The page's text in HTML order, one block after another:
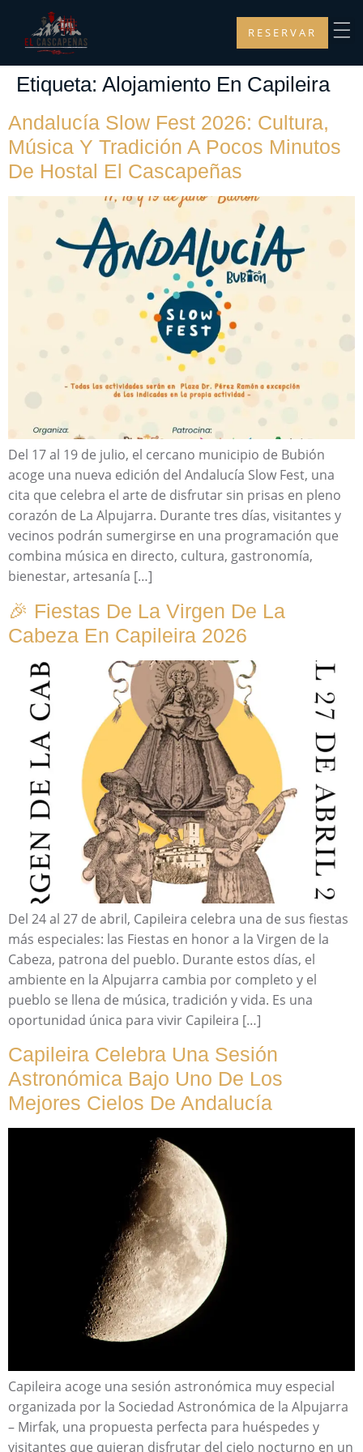
RESERVAR
Etiqueta: Alojamiento En Capileira
Andalucía Slow Fest 2026: Cultura,
Música Y Tradición A Pocos Minutos
De Hostal El Cascapeñas
Del 17 al 19 de julio, el cercano municipio de Bubión
acoge una nueva edición del Andalucía Slow Fest, una
cita que celebra el arte de disfrutar sin prisas en pleno
corazón de La Alpujarra. Durante tres días, visitantes y
vecinos podrán sumergirse en una programación que
combina música en directo, cultura, gastronomía,
bienestar, artesanía […]
🎉 Fiestas De La Virgen De La
Cabeza En Capileira 2026
Del 24 al 27 de abril, Capileira celebra una de sus fiestas
más especiales: las Fiestas en honor a la Virgen de la
Cabeza, patrona del pueblo. Durante estos días, el
ambiente en la Alpujarra cambia por completo y el
pueblo se llena de música, tradición y vida. Es una
oportunidad única para vivir Capileira […]
Capileira Celebra Una Sesión
Astronómica Bajo Uno De Los
Mejores Cielos De Andalucía
Capileira acoge una sesión astronómica muy especial
organizada por la Sociedad Astronómica de la Alpujarra
– Mirfak, una propuesta perfecta para huéspedes y
visitantes que quieran disfrutar del cielo nocturno en un